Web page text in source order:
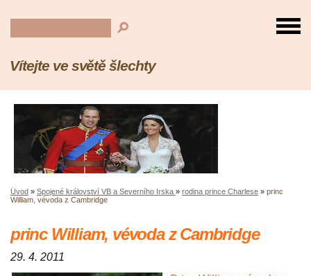
Vítejte ve světě šlechty
Úvod » Spojené království VB a Severního Irska » rodina prince Charlese » princ
William, vévoda z Cambridge
princ William, vévoda z Cambridge
29. 4. 2011